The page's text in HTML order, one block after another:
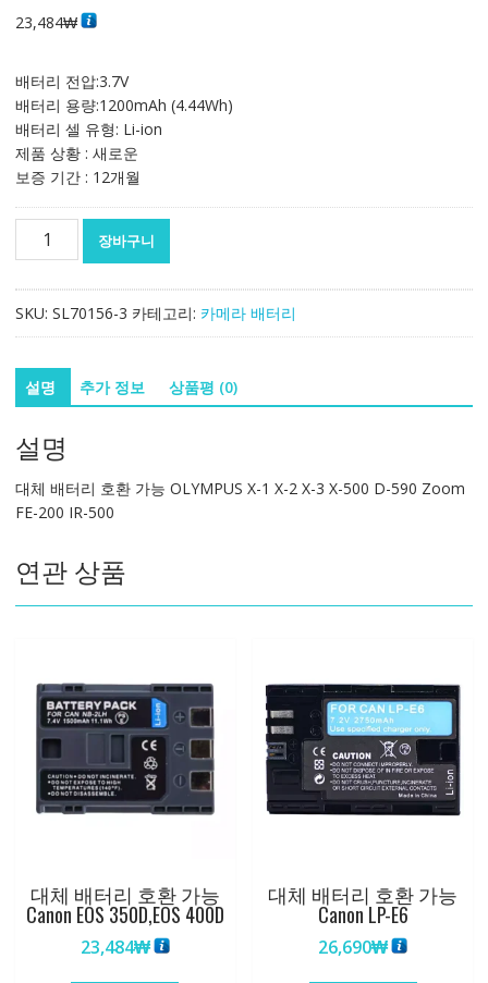
23,484₩
배터리 전압:3.7V
배터리 용량:1200mAh (4.44Wh)
배터리 셀 유형: Li-ion
제품 상황 : 새로운
보증 기간 : 12개월
리
환
가
OLYMPUS
1
X-
X-
3
X-
590
Zoom
500
장바구니
SKU: SL70156-3 카테고리: 카메라 배터리
설명 추가 정보 상품평 (0)
설명
대체 배터리 호환 가능 OLYMPUS X-1 X-2 X-3 X-500 D-590 Zoom
FE-200 IR-500
연관 상품
대체 배터리 호환 가능
Canon EOS 350D,EOS 400D
23,484₩
대체 배터리 호환 가능
Canon LP-E6
26,690₩